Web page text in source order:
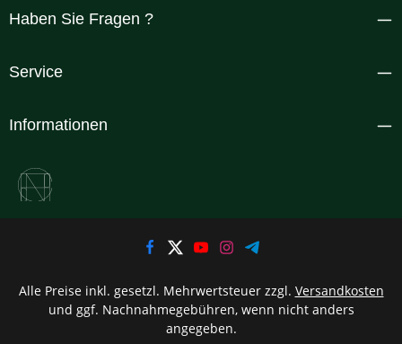
Haben Sie Fragen ?
Service
Informationen
Alle Preise inkl. gesetzl. Mehrwertsteuer zzgl. Versandkosten
und ggf. Nachnahmegebühren, wenn nicht anders
angegeben.